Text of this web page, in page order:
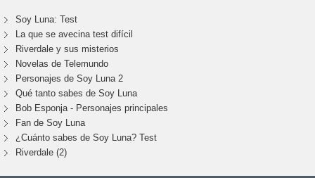
Soy Luna: Test
La que se avecina test difícil
Riverdale y sus misterios
Novelas de Telemundo
Personajes de Soy Luna 2
Qué tanto sabes de Soy Luna
Bob Esponja - Personajes principales
Fan de Soy Luna
¿Cuánto sabes de Soy Luna? Test
Riverdale (2)